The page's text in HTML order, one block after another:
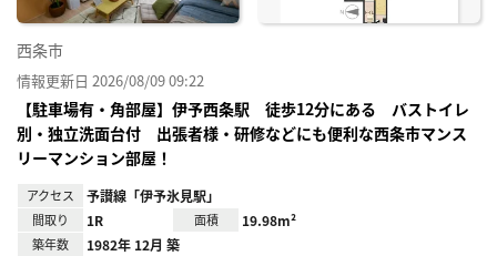
西条市
情報更新日 2026/08/09 09:22
【駐車場有・角部屋】伊予西条駅 徒歩12分にある バストイレ
別・独立洗面台付 出張者様・研修などにも便利な西条市マンス
リーマンション部屋！
アクセス 予讃線「伊予氷見駅」
間取り 1R 面積 19.98m²
築年数 1982年 12月 築